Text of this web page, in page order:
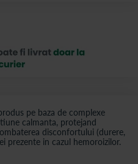
pe baza de complexe
calmanta, protejand
disconfortului (durere,
prezente in cazul hemoroizilor.